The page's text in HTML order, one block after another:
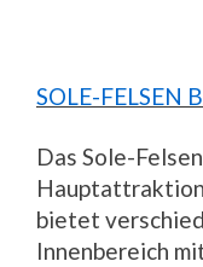
SOLE-FELSEN
Das Sole-
bietet
Innenbereich